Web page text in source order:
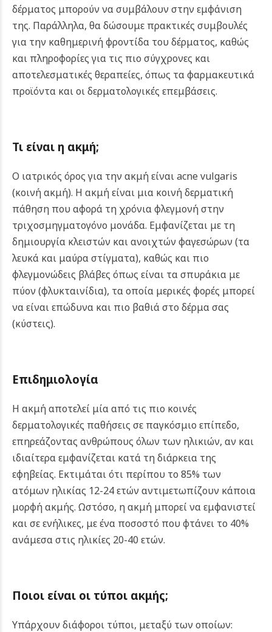
δέρματος μπορούν να συμβάλουν στην εμφάνιση
της. Παράλληλα, θα δώσουμε πρακτικές συμβουλές
για την καθημερινή φροντίδα του δέρματος, καθώς
και πληροφορίες για τις πιο σύγχρονες και
αποτελεσματικές θεραπείες, όπως τα φαρμακευτικά
προϊόντα και οι δερματολογικές επεμβάσεις.
Τι είναι η ακμή;
Ο ιατρικός όρος για την ακμή είναι acne vulgaris
(κοινή ακμή). Η ακμή είναι μια κοινή δερματική
πάθηση που αφορά τη χρόνια φλεγμονή στην
τριχοσμηγματογόνο μονάδα. Εμφανίζεται με τη
δημιουργία κλειστών και ανοιχτών φαγεσώρων (τα
λευκά και μαύρα στίγματα), καθώς και πιο
φλεγμονώδεις βλάβες όπως είναι τα σπυράκια με
πύον (φλυκταινίδια), τα οποία μερικές φορές μπορεί
να είναι επώδυνα και πιο βαθιά στο δέρμα σας
(κύστεις).
Επιδημιολογία
Η ακμή αποτελεί μία από τις πιο κοινές
δερματολογικές παθήσεις σε παγκόσμιο επίπεδο,
επηρεάζοντας ανθρώπους όλων των ηλικιών, αν και
ιδιαίτερα εμφανίζεται κατά τη διάρκεια της
εφηβείας. Εκτιμάται ότι περίπου το 85% των
ατόμων ηλικίας 12-24 ετών αντιμετωπίζουν κάποια
μορφή ακμής. Ωστόσο, η ακμή μπορεί να εμφανιστεί
και σε ενήλικες, με ένα ποσοστό που φτάνει το 40%
ανάμεσα στις ηλικίες 20-40 ετών.
Ποιοι είναι οι τύποι ακμής;
Υπάρχουν διάφοροι τύποι, μεταξύ των οποίων: